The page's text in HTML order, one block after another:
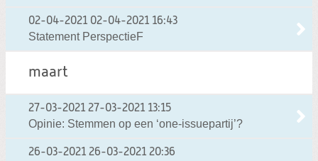
02-04-2021 02-04-2021 16:43
Statement PerspectieF
maart
27-03-2021 27-03-2021 13:15
Opinie: Stemmen op een ‘one-issuepartij’?
26-03-2021 26-03-2021 20:36